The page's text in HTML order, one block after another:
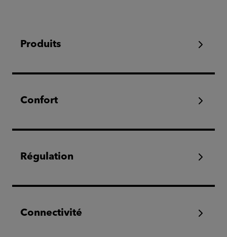
Produits
Confort
Régulation
Connectivité